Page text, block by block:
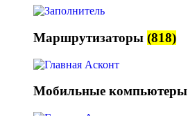
Маршрутизаторы (818)
Мобильные компьютеры